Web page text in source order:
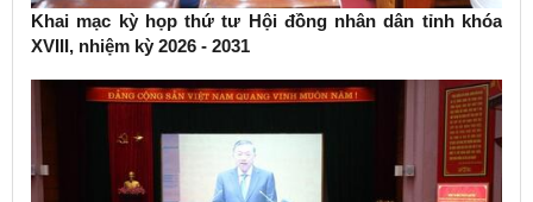
Khai mạc kỳ họp thứ tư Hội đồng nhân dân tỉnh khóa
XVIII, nhiệm kỳ 2026 - 2031